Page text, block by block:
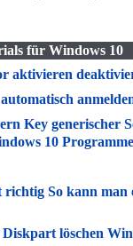
für Windows 10
aktivieren
Key generischer
10
So kann man
löschen